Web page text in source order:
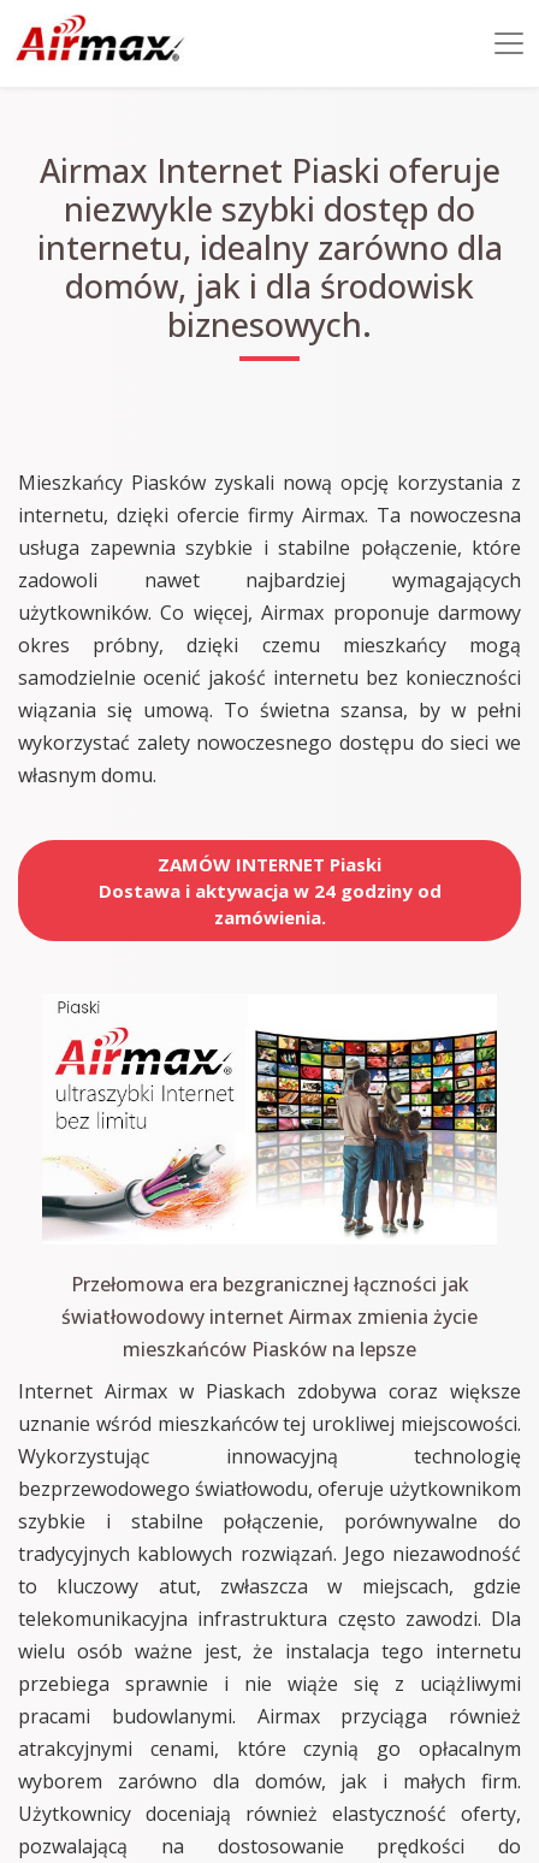
Airmax Internet Piaski oferuje
niezwykle szybki dostęp do
internetu, idealny zarówno dla
domów, jak i dla środowisk
biznesowych.
Mieszkańcy Piasków zyskali nową opcję korzystania z
internetu, dzięki ofercie firmy Airmax. Ta nowoczesna
usługa zapewnia szybkie i stabilne połączenie, które
zadowoli nawet najbardziej wymagających
użytkowników. Co więcej, Airmax proponuje darmowy
okres próbny, dzięki czemu mieszkańcy mogą
samodzielnie ocenić jakość internetu bez konieczności
wiązania się umową. To świetna szansa, by w pełni
wykorzystać zalety nowoczesnego dostępu do sieci we
własnym domu.
ZAMÓW INTERNET Piaski
Dostawa i aktywacja w 24 godziny od
zamówienia.
Przełomowa era bezgranicznej łączności jak
światłowodowy internet Airmax zmienia życie
mieszkańców Piasków na lepsze
Internet Airmax w Piaskach zdobywa coraz większe
uznanie wśród mieszkańców tej urokliwej miejscowości.
Wykorzystując innowacyjną technologię
bezprzewodowego światłowodu, oferuje użytkownikom
szybkie i stabilne połączenie, porównywalne do
tradycyjnych kablowych rozwiązań. Jego niezawodność
to kluczowy atut, zwłaszcza w miejscach, gdzie
telekomunikacyjna infrastruktura często zawodzi. Dla
wielu osób ważne jest, że instalacja tego internetu
przebiega sprawnie i nie wiąże się z uciążliwymi
pracami budowlanymi. Airmax przyciąga również
atrakcyjnymi cenami, które czynią go opłacalnym
wyborem zarówno dla domów, jak i małych firm.
Użytkownicy doceniają również elastyczność oferty,
pozwalającą na dostosowanie prędkości do